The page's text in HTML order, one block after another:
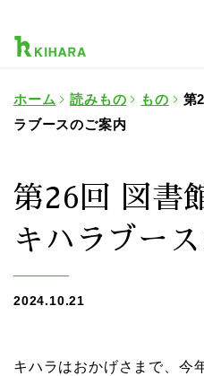
ホーム 読みもの もの
第
ラブースのご案内
第26回 図書
キハラブー
2024.10.21
キハラはおかげさまで、今